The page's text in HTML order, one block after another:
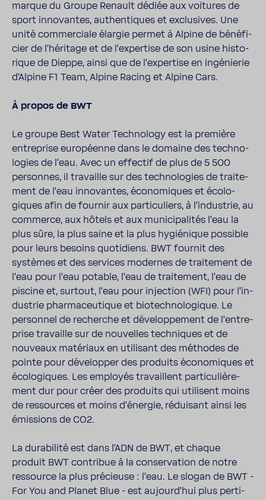
marque du Groupe Renault dédiée aux voitures de
sport inno­vantes, authen­tiques et exclu­sives. Une
unité commer­ciale élargie permet à Alpine de béné­fi­
cier de l'hé­ri­tage et de l'ex­per­tise de son usine histo­
rique de Dieppe, ainsi que de l'ex­per­tise en ingé­nierie
d'Al­pine F1 Team, Alpine Racing et Alpine Cars.
À propos de BWT
Le groupe Best Water Tech­no­logy est la première
entre­prise euro­péenne dans le domaine des tech­no­
lo­gies de l'eau. Avec un effectif de plus de 5 500
personnes, il travaille sur des tech­no­lo­gies de trai­te­
ment de l'eau inno­vantes, écono­miques et écolo­
giques afin de fournir aux parti­cu­liers, à l'in­dus­trie, au
commerce, aux hôtels et aux muni­ci­pa­lités l'eau la
plus sûre, la plus saine et la plus hygié­nique possible
pour leurs besoins quoti­diens. BWT fournit des
systèmes et des services modernes de trai­te­ment de
l'eau pour l'eau potable, l'eau de trai­te­ment, l'eau de
piscine et, surtout, l'eau pour injec­tion (WFI) pour l'in­
dus­trie phar­ma­ceu­tique et biotech­no­lo­gique. Le
personnel de recherche et déve­lop­pe­ment de l'en­tre­
prise travaille sur de nouvelles tech­niques et de
nouveaux maté­riaux en utili­sant des méthodes de
pointe pour déve­lopper des produits écono­miques et
écolo­giques. Les employés travaillent parti­cu­liè­re­
ment dur pour créer des produits qui utilisent moins
de ressources et moins d'énergie, rédui­sant ainsi les
émis­sions de CO2.
La dura­bi­lité est dans l'ADN de BWT, et chaque
produit BWT contribue à la conser­va­tion de notre
ressource la plus précieuse : l'eau. Le slogan de BWT -
For You and Planet Blue - est aujour­d'hui plus perti­